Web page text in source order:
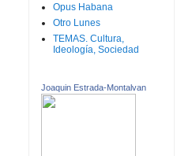
Opus Habana
Otro Lunes
TEMAS. Cultura,
Ideología, Sociedad
Joaquin Estrada-Montalvan